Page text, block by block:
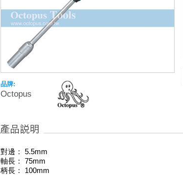
品牌:
Octopus
對邊： 5.5mm
軸長： 75mm
柄長： 100mm